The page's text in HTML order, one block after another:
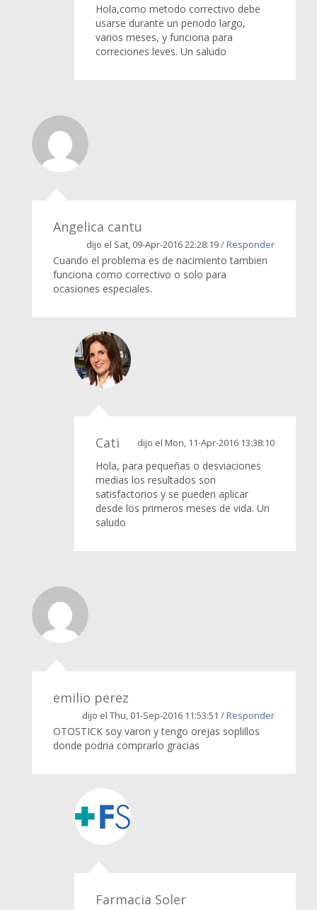
Hola,como metodo correctivo debe
usarse durante un periodo largo,
varios meses, y funciona para
correciones leves. Un saludo
Angelica cantu
dijo el Sat, 09-Apr-2016 22:28:19/ Responder
Cuando el problema es de nacimiento tambien
funciona como correctivo o solo para
ocasiones especiales.
Cati dijo el Mon, 11-Apr-2016 13:38:10
Hola, para pequeñas o desviaciones
medias los resultados son
satisfactorios y se pueden aplicar
desde los primeros meses de vida. Un
saludo
emilio perez
dijo el Thu, 01-Sep-2016 11:53:51 / Responder
OTOSTICK soy varon y tengo orejas soplillos
donde podria comprarlo gracias
Farmacia Soler